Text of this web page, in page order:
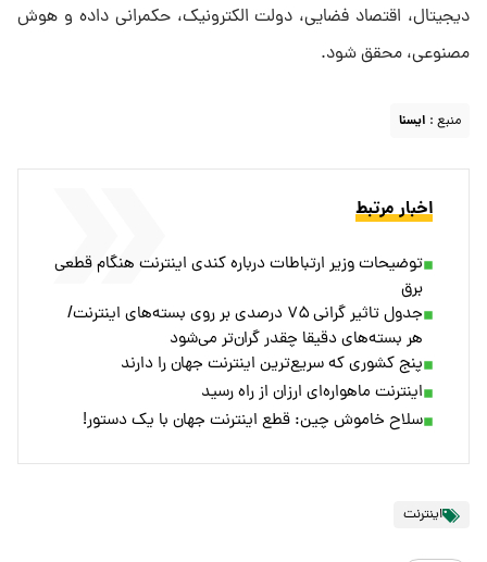
دیجیتال، اقتصاد فضایی، دولت الکترونیک، حکمرانی داده و هوش
مصنوعی، محقق شود.
منبع : ايسنا
اخبار مرتبط
توضیحات وزیر ارتباطات درباره کندی اینترنت هنگام قطعی
برق
جدول تاثیر گرانی ۷۵ درصدی بر روی بسته‌های اینترنت/
هر بسته‌های دقیقا چقدر گران‌تر می‌شود
پنج کشوری که سریع‌ترین اینترنت جهان را دارند
اینترنت ماهواره‌ای ارزان از راه رسید
سلاح خاموش چین: قطع اینترنت جهان با یک دستور!
اینترنت